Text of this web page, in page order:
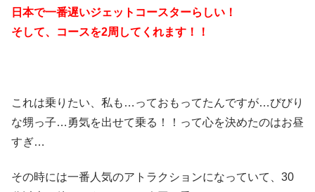
日本で一番遅いジェットコースターらしい！
そして、コースを2周してくれます！！
これは乗りたい、私も…っておもってたんですが…びびり
な甥っ子…勇気を出せて乗る！！って心を決めたのはお昼
すぎ…
その時には一番人気のアトラクションになっていて、30